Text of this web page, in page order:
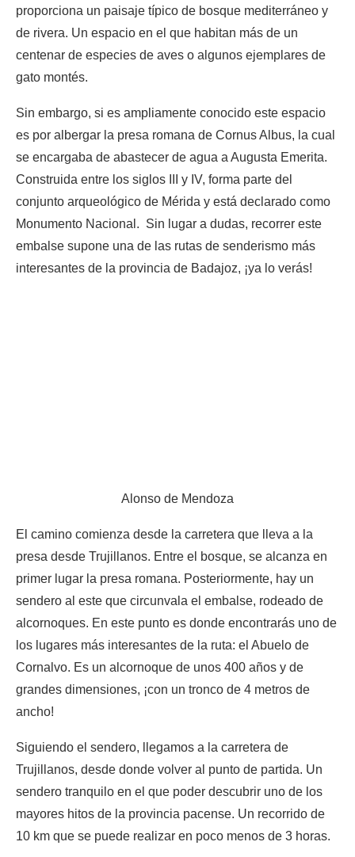
proporciona un paisaje típico de bosque mediterráneo y
de rivera. Un espacio en el que habitan más de un
centenar de especies de aves o algunos ejemplares de
gato montés.
Sin embargo, si es ampliamente conocido este espacio
es por albergar la presa romana de Cornus Albus, la cual
se encargaba de abastecer de agua a Augusta Emerita.
Construida entre los siglos III y IV, forma parte del
conjunto arqueológico de Mérida y está declarado como
Monumento Nacional. Sin lugar a dudas, recorrer este
embalse supone una de las rutas de senderismo más
interesantes de la provincia de Badajoz, ¡ya lo verás!
Alonso de Mendoza
El camino comienza desde la carretera que lleva a la
presa desde Trujillanos. Entre el bosque, se alcanza en
primer lugar la presa romana. Posteriormente, hay un
sendero al este que circunvala el embalse, rodeado de
alcornoques. En este punto es donde encontrarás uno de
los lugares más interesantes de la ruta: el Abuelo de
Cornalvo. Es un alcornoque de unos 400 años y de
grandes dimensiones, ¡con un tronco de 4 metros de
ancho!
Siguiendo el sendero, llegamos a la carretera de
Trujillanos, desde donde volver al punto de partida. Un
sendero tranquilo en el que poder descubrir uno de los
mayores hitos de la provincia pacense. Un recorrido de
10 km que se puede realizar en poco menos de 3 horas.